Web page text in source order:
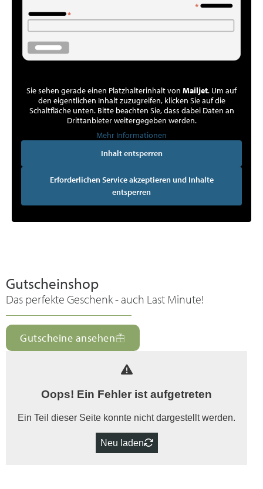
Sie sehen gerade einen Platzhalterinhalt von Mailjet. Um auf
den eigentlichen Inhalt zuzugreifen, klicken Sie auf die
Schaltfläche unten. Bitte beachten Sie, dass dabei Daten an
Drittanbieter weitergegeben werden.
Mehr Informationen
Inhalt entsperren
Erforderlichen Service akzeptieren und Inhalte
entsperren
Gutscheinshop
Das perfekte Geschenk - auch Last Minute!
Gutscheine ansehen
Oops! Ein Fehler ist aufgetreten
Ein Teil dieser Seite konnte nicht dargestellt werden.
Neu laden